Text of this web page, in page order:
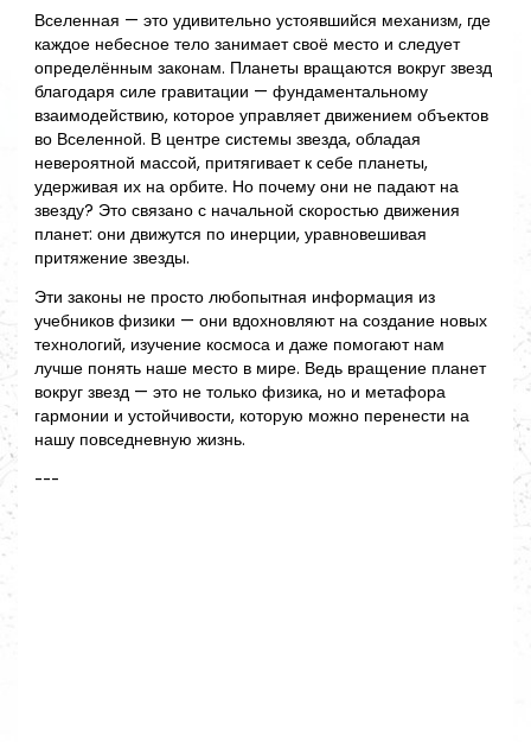
Вселенная — это удивительно устоявшийся механизм, где
каждое небесное тело занимает своё место и следует
определённым законам. Планеты вращаются вокруг звезд
благодаря силе гравитации — фундаментальному
взаимодействию, которое управляет движением объектов
во Вселенной. В центре системы звезда, обладая
невероятной массой, притягивает к себе планеты,
удерживая их на орбите. Но почему они не падают на
звезду? Это связано с начальной скоростью движения
планет: они движутся по инерции, уравновешивая
притяжение звезды.
Эти законы не просто любопытная информация из
учебников физики — они вдохновляют на создание новых
технологий, изучение космоса и даже помогают нам
лучше понять наше место в мире. Ведь вращение планет
вокруг звезд — это не только физика, но и метафора
гармонии и устойчивости, которую можно перенести на
нашу повседневную жизнь.
---